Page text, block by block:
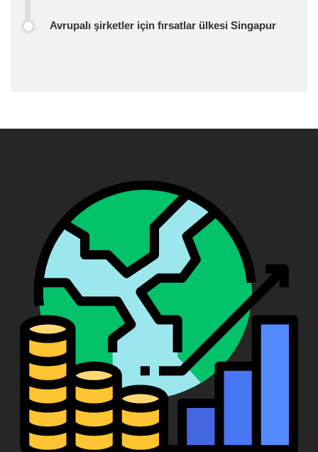
Avrupalı ​​şirketler için fırsatlar ülkesi Singapur